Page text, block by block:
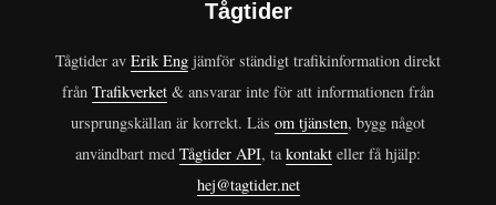
Tågtider
Tågtider av Erik Eng jämför ständigt trafikinformation direkt
från Trafikverket & ansvarar inte för att informationen från
ursprungskällan är korrekt. Läs om tjänsten, bygg något
användbart med Tågtider API, takontakt eller få hjälp:
hej@tagtider.net